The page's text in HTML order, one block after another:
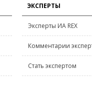
ЭКСПЕРТЫ
Эксперты ИА REX
Комментарии
Стать экспертом